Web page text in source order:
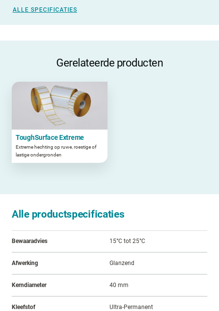
ALLE SPECIFICATIES
Gerelateerde producten
ToughSurface Extreme
Extreme hechting op ruwe, roestige of
lastige ondergronden
Alle productspecificaties
Bewaaradvies 15°C tot 25°C
Afwerking Glanzend
Kerndiameter 40 mm
Kleefstof Ultra-Permanent